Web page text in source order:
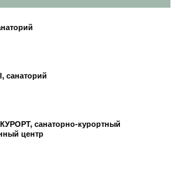
санаторно-курортный
центр